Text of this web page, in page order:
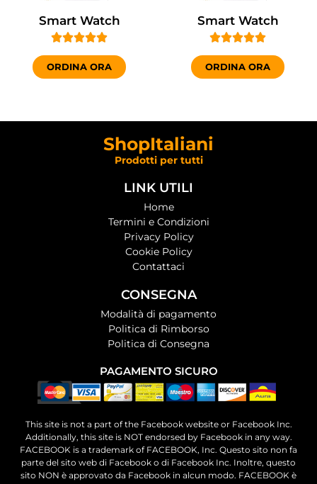
Smart Watch

ORDINA ORA
Smart Watch

ORDINA ORA
ShopItaliani
Prodotti per tutti
LINK UTILI
Home
Termini e Condizioni
Privacy Policy
Cookie Policy
Contattaci
CONSEGNA
Modalità di pagamento
Politica di Rimborso
Politica di Consegna
PAGAMENTO SICURO
This site is not a part of the Facebook website or Facebook Inc.
Additionally, this site is NOT endorsed by Facebook in any way.
FACEBOOK is a trademark of FACEBOOK, Inc. Questo sito non fa
parte del sito web di Facebook o di Facebook Inc. Inoltre, questo
sito NON è approvato da Facebook in alcun modo. FACEBOOK è